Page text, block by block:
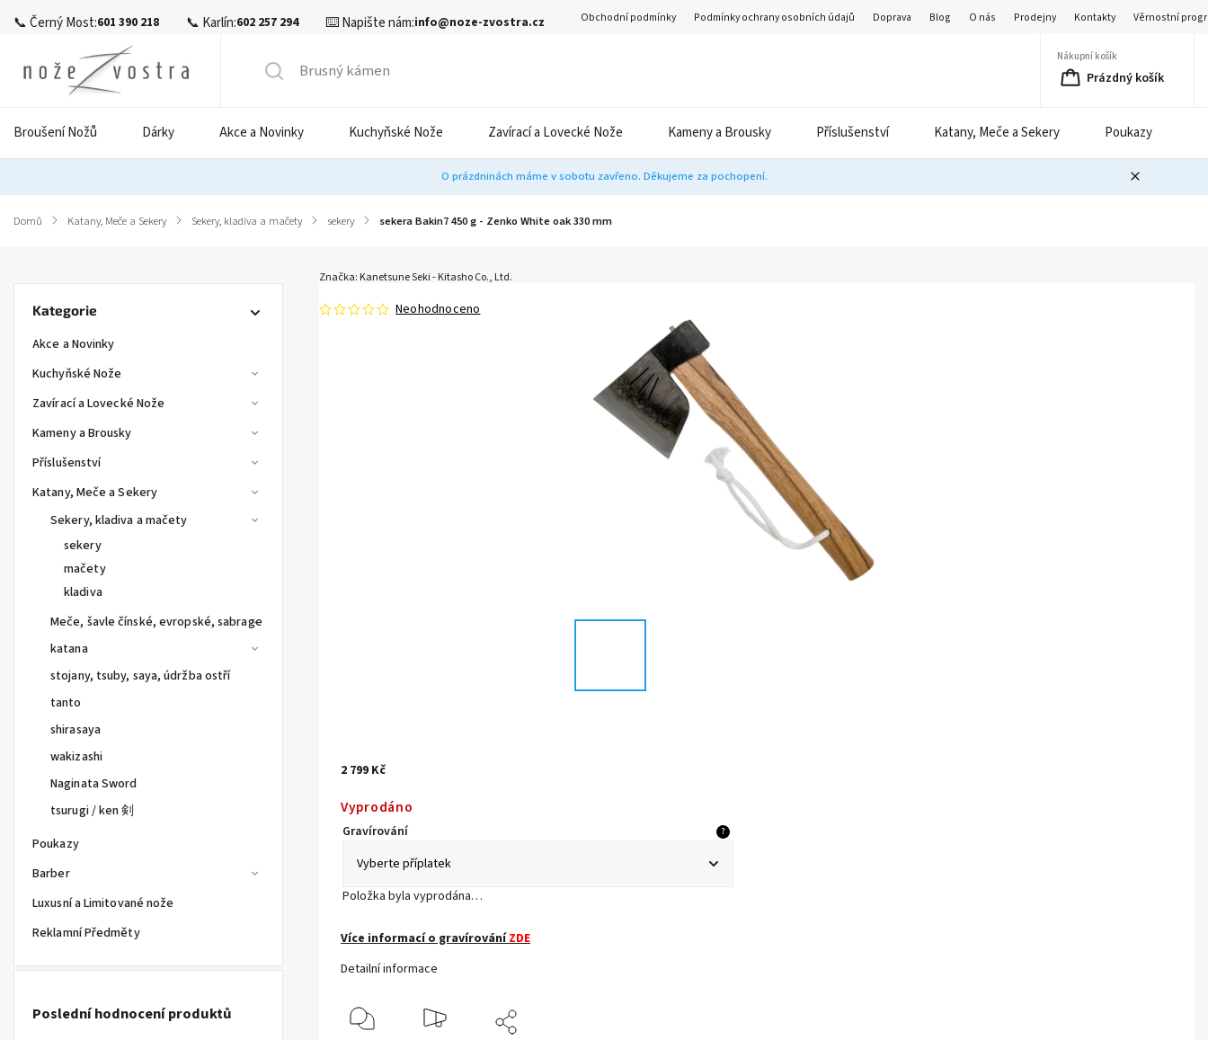
📞 Černý Most:601 390 218 📞 Karlín:602 257 294 ⌨️ Napište nám:info@noze-zvostra.cz Obchodní podmínky Podmínky ochrany osobních údajů Doprava Blog O nás Prodejny Kontakty Věrnostní
Nákupní košík
Prázdný košík
Broušení Nožů Dárky Akce a Novinky Kuchyňské Nože Zavírací a Lovecké Nože Kameny a Brousky Příslušenství Katany, Meče a Sekery Poukazy
O prázdninách máme v sobotu zavřeno. Děkujeme za pochopení.
Domů / Katany, Meče a Sekery / Sekery, kladiva a mačety / sekery / sekera Bakin7 450 g - Zenko White oak 330 mm
Kategorie
Akce a Novinky
Kuchyňské Nože
Zavírací a Lovecké Nože
Kameny a Brousky
Příslušenství
Katany, Meče a Sekery
Sekery, kladiva a mačety
sekery
mačety
kladiva
Meče, šavle čínské, evropské, sabrage
katana
stojany, tsuby, saya, údržba ostří
tanto
shirasaya
wakizashi
Naginata Sword
tsurugi / ken 剣
Poukazy
Barber
Luxusní a Limitované nože
Reklamní Předměty
Poslední hodnocení produktů
Neohodnoceno
Značka: Kanetsune Seki - Kitasho Co., Ltd.
2 799 Kč
Vyprodáno
Gravírování ?
Položka byla vyprodána…
Více informací o gravírováníZDE
Detailní informace